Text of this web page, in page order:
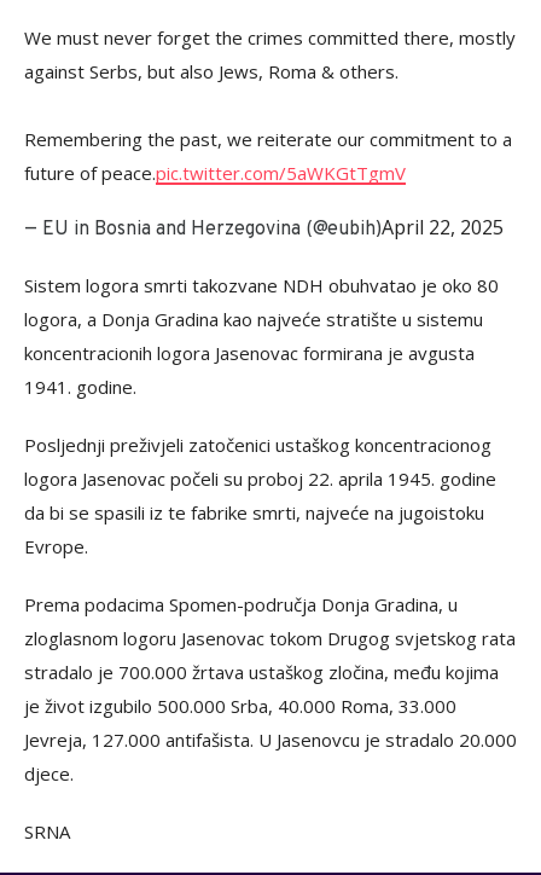
We must never forget the crimes committed there, mostly
against Serbs, but also Jews, Roma & others.
Remembering the past, we reiterate our commitment to a
future of peace.pic.twitter.com/5aWKGtTgmV
— EU in Bosnia and Herzegovina (@eubih)April 22, 2025
Sistem logora smrti takozvane NDH obuhvatao je oko 80
logora, a Donja Gradina kao najveće stratište u sistemu
koncentracionih logora Jasenovac formirana je avgusta
1941. godine.
Posljednji preživjeli zatočenici ustaškog koncentracionog
logora Jasenovac počeli su proboj 22. aprila 1945. godine
da bi se spasili iz te fabrike smrti, najveće na jugoistoku
Evrope.
Prema podacima Spomen-područja Donja Gradina, u
zloglasnom logoru Jasenovac tokom Drugog svjetskog rata
stradalo je 700.000 žrtava ustaškog zločina, među kojima
je život izgubilo 500.000 Srba, 40.000 Roma, 33.000
Jevreja, 127.000 antifašista. U Jasenovcu je stradalo 20.000
djece.
SRNA